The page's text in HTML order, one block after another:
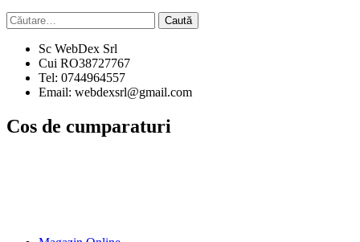
Caută
după:
Sc WebDex Srl
Cui RO38727767
Tel: 0744964557
Email: webdexsrl@gmail.com
Cos de cumparaturi